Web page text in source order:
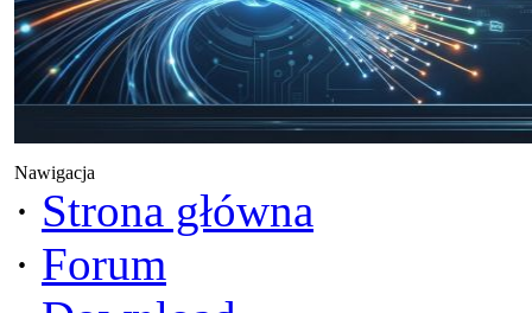
Nawigacja
· Strona główna
· Forum